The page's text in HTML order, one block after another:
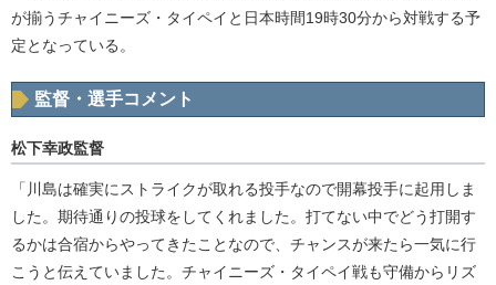
が揃うチャイニーズ・タイペイと日本時間19時30分から対戦する予
定となっている。
監督・選手コメント
松下幸政監督
「川島は確実にストライクが取れる投手なので開幕投手に起用しま
した。期待通りの投球をしてくれました。打てない中でどう打開す
るかは合宿からやってきたことなので、チャンスが来たら一気に行
こうと伝えていました。チャイニーズ・タイペイ戦も守備からリズ